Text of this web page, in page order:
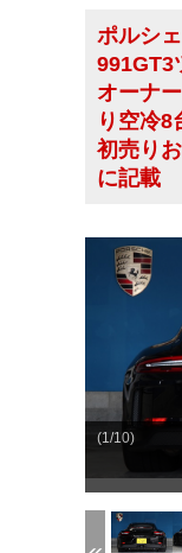
ポルシ
オーナ
り空冷
初売り
に記載
(1/10)